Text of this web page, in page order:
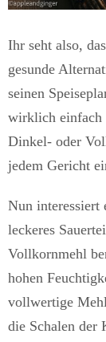
Ihr seht also,
gesunde
seinen
wirklich einfach
Dinkel- oder
jedem Gericht
Nun interessiert
leckeres
Vollkornmehl
hohen
vollwertige
die Schalen der